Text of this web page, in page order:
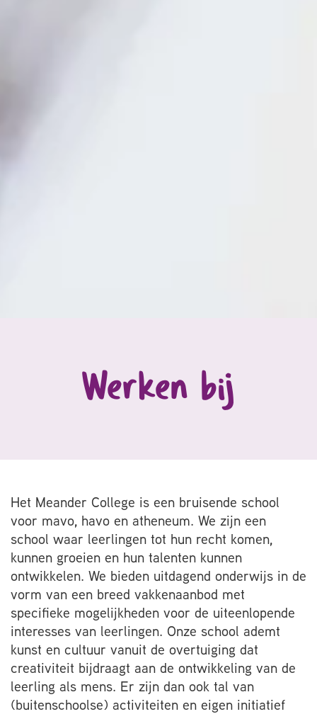
Werken bij
Het Meander College is een bruisende school
voor mavo, havo en atheneum. We zijn een
school waar leerlingen tot hun recht komen,
kunnen groeien en hun talenten kunnen
ontwikkelen. We bieden uitdagend onderwijs in de
vorm van een breed vakkenaanbod met
specifieke mogelijkheden voor de uiteenlopende
interesses van leerlingen. Onze school ademt
kunst en cultuur vanuit de overtuiging dat
creativiteit bijdraagt aan de ontwikkeling van de
leerling als mens. Er zijn dan ook tal van
(buitenschoolse) activiteiten en eigen initiatief